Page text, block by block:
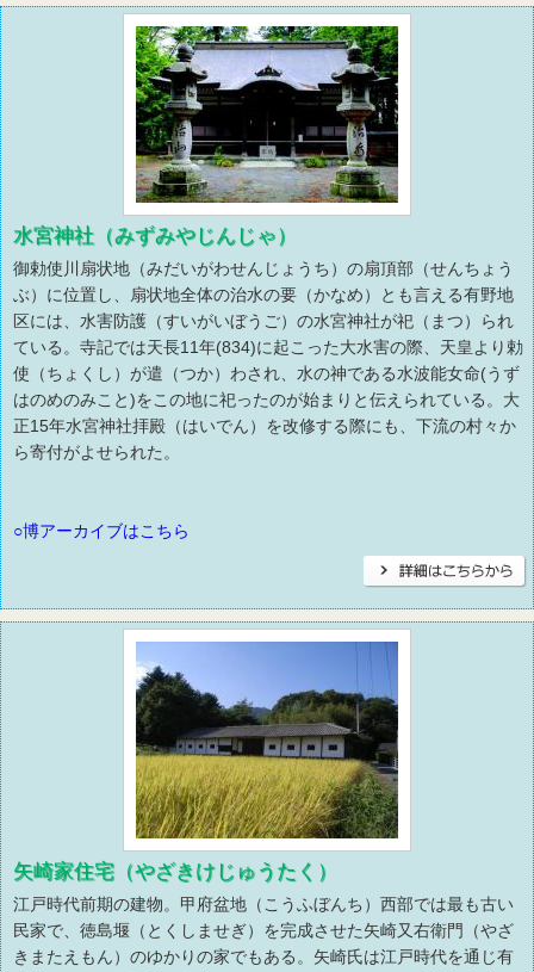
水宮神社（みずみやじんじゃ）
御勅使川扇状地（みだいがわせんじょうち）の扇頂部（せんちょう
ぶ）に位置し、扇状地全体の治水の要（かなめ）とも言える有野地
区には、水害防護（すいがいぼうご）の水宮神社が祀（まつ）られ
ている。寺記では天長11年(834)に起こった大水害の際、天皇より勅
使（ちょくし）が遣（つか）わされ、水の神である水波能女命(うず
はのめのみこと)をこの地に祀ったのが始まりと伝えられている。大
正15年水宮神社拝殿（はいでん）を改修する際にも、下流の村々か
ら寄付がよせられた。
○博アーカイブはこちら
矢崎家住宅（やざきけじゅうたく）
江戸時代前期の建物。甲府盆地（こうふぼんち）西部では最も古い
民家で、徳島堰（とくしませぎ）を完成させた矢崎又右衛門（やざ
きまたえもん）のゆかりの家でもある。矢崎氏は江戸時代を通じ有